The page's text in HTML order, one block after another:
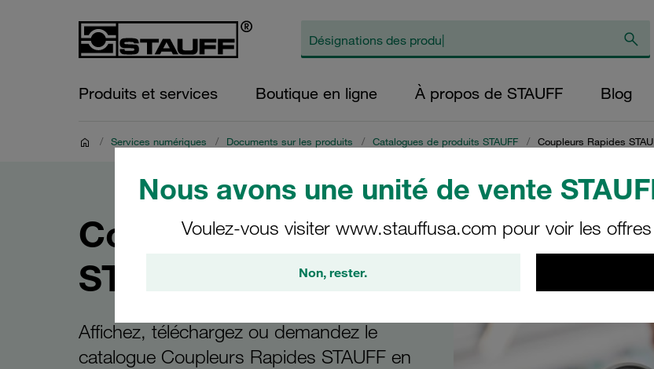
Nous avons une unité de vente
Voulez-vous visiter www.stauffusa.com pour voir les
Non, rester.
Produits et services Boutique en ligne À propos de STAUFF Blog
/ Services numériques / Documents sur les produits / Catalogues de produits STAUFF / Coupleurs Rapides
Coupleurs Rapides
STAUFF
Affichez, téléchargez ou demandez le
catalogue Coupleurs Rapides STAUFF en